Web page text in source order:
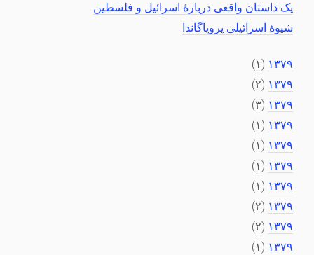
یک داستان واقعی دربارهٔ اسرائیل و فلسطین
شیوهٔ اسرائیلی پروپاگاندا
۱۳۷۹ (۱)
۱۳۷۹ (۲)
۱۳۷۹ (۳)
۱۳۷۹ (۱)
۱۳۷۹ (۱)
۱۳۷۹ (۱)
۱۳۷۹ (۱)
۱۳۷۹ (۲)
۱۳۷۹ (۲)
۱۳۷۹ (۱)